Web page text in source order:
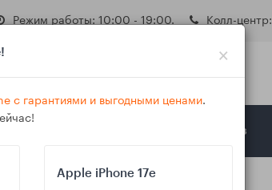
Режим работы: 10:00 - 19:00. Колл-центр:
Самовывоз
×
с гарантиями и выгодными ценами.
Apple iPhone 17e